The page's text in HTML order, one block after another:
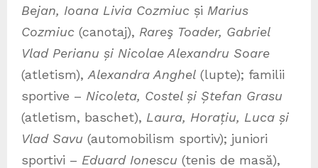
Bejan, Ioana Livia Cozmiuc și Marius
Cozmiuc (canotaj), Rareş Toader, Gabriel
Vlad Perianu și Nicolae Alexandru Soare
(atletism), Alexandra Anghel (lupte); familii
sportive – Nicoleta, Costel și Ștefan Grasu
(atletism, baschet), Laura, Horațiu, Luca și
Vlad Savu (automobilism sportiv); juniori
sportivi – Eduard Ionescu (tenis de masă),